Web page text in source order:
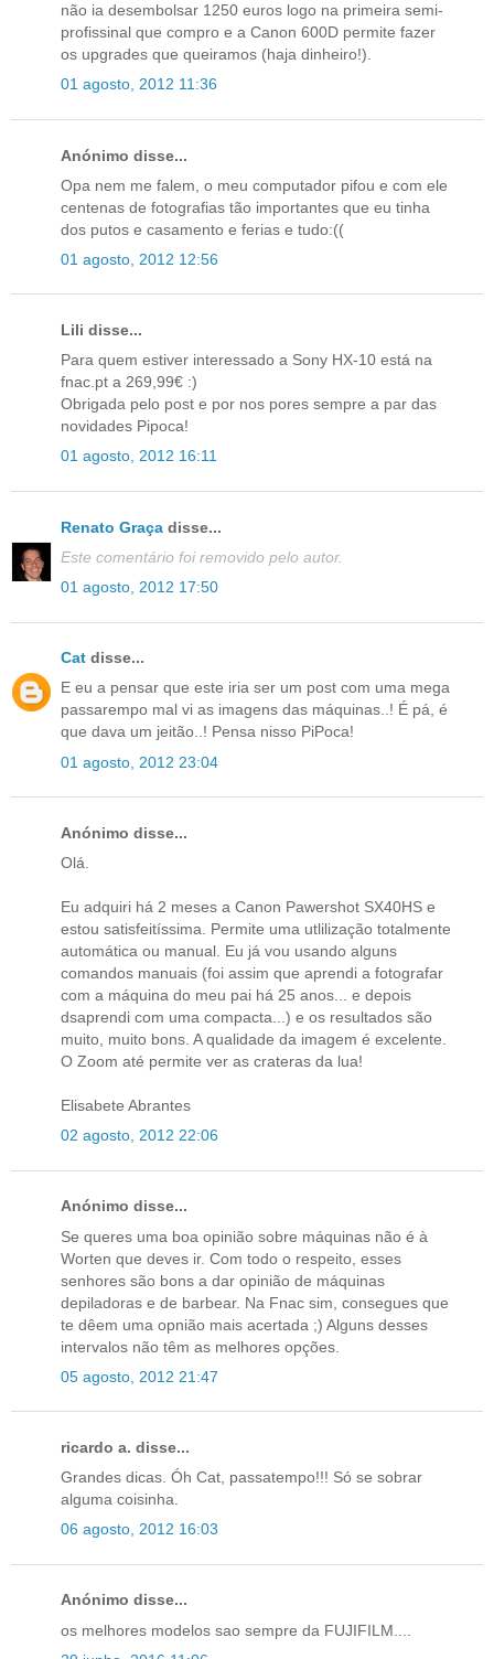
não ia desembolsar 1250 euros logo na primeira semi-
profissinal que compro e a Canon 600D permite fazer
os upgrades que queiramos (haja dinheiro!).
01 agosto, 2012 11:36
Anónimo disse...
Opa nem me falem, o meu computador pifou e com ele
centenas de fotografias tão importantes que eu tinha
dos putos e casamento e ferias e tudo:((
01 agosto, 2012 12:56
Lili disse...
Para quem estiver interessado a Sony HX-10 está na
fnac.pt a 269,99€ :)
Obrigada pelo post e por nos pores sempre a par das
novidades Pipoca!
01 agosto, 2012 16:11
Renato Graça disse...
Este comentário foi removido pelo autor.
01 agosto, 2012 17:50
Cat disse...
E eu a pensar que este iria ser um post com uma mega
passarempo mal vi as imagens das máquinas..! É pá, é
que dava um jeitão..! Pensa nisso PiPoca!
01 agosto, 2012 23:04
Anónimo disse...
Olá.
Eu adquiri há 2 meses a Canon Pawershot SX40HS e
estou satisfeitíssima. Permite uma utlilização totalmente
automática ou manual. Eu já vou usando alguns
comandos manuais (foi assim que aprendi a fotografar
com a máquina do meu pai há 25 anos... e depois
dsaprendi com uma compacta...) e os resultados são
muito, muito bons. A qualidade da imagem é excelente.
O Zoom até permite ver as crateras da lua!
Elisabete Abrantes
02 agosto, 2012 22:06
Anónimo disse...
Se queres uma boa opinião sobre máquinas não é à
Worten que deves ir. Com todo o respeito, esses
senhores são bons a dar opinião de máquinas
depiladoras e de barbear. Na Fnac sim, consegues que
te dêem uma opnião mais acertada ;) Alguns desses
intervalos não têm as melhores opções.
05 agosto, 2012 21:47
ricardo a. disse...
Grandes dicas. Óh Cat, passatempo!!! Só se sobrar
alguma coisinha.
06 agosto, 2012 16:03
Anónimo disse...
os melhores modelos sao sempre da FUJIFILM....